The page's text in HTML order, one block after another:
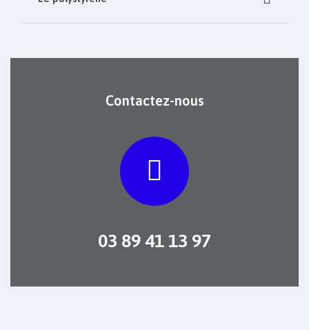
Contactez-nous
03 89 41 13 97